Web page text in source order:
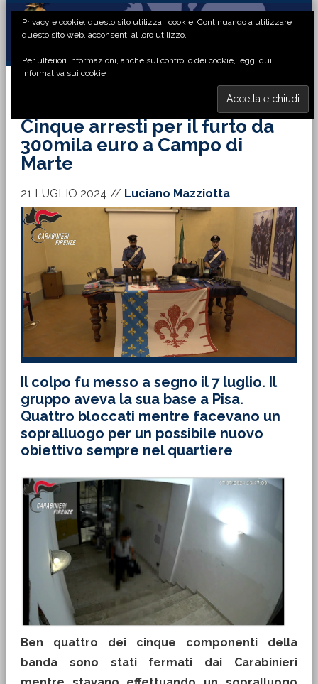
Passa
primaria
Passa
principale
Passa
laterale
Passa
di
Cinque arresti per il furto da
300mila euro a Campo di
Marte
21 LUGLIO 2024 // Luciano Mazziotta
Il colpo fu messo a segno il 7 luglio. Il
gruppo aveva la sua base a Pisa.
Quattro bloccati mentre facevano un
sopralluogo per un possibile nuovo
obiettivo sempre nel quartiere
Ben quattro dei cinque componenti della
banda sono stati fermati dai Carabinieri
Privacy e cookie: questo sito utilizza i cookie. Continuando a utilizzare
questo sito web, acconsenti al loro utilizzo.
Per ulteriori informazioni, anche sul controllo dei cookie, leggi qui:
Informativa sui cookie